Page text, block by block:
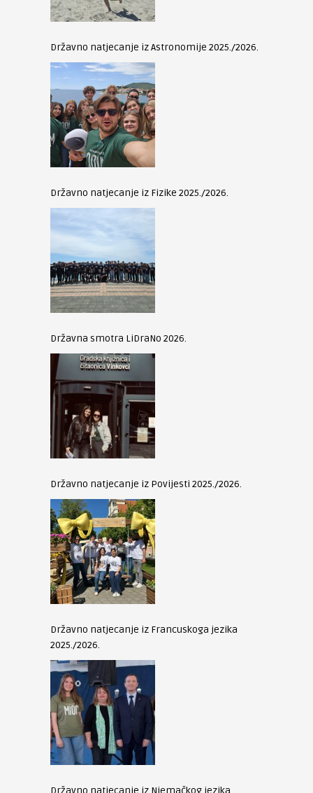
Državno natjecanje iz Astronomije 2025./2026.
Državno natjecanje iz Fizike 2025./2026.
Državna smotra LiDraNo 2026.
Državno natjecanje iz Povijesti 2025./2026.
Državno natjecanje iz Francuskoga jezika
2025./2026.
Državno natjecanje iz Njemačkog jezika